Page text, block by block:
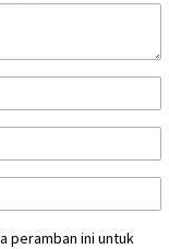
peramban ini untuk